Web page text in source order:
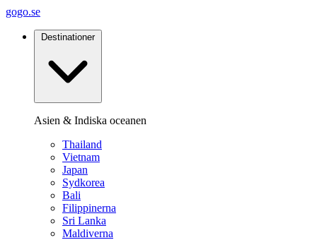
gogo.se
Destinationer
Asien & Indiska oceanen
Thailand
Vietnam
Japan
Sydkorea
Bali
Filippinerna
Sri Lanka
Maldiverna